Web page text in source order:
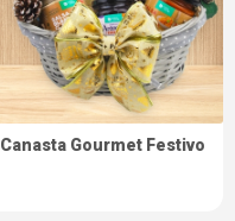
Canasta Gourmet Festivo